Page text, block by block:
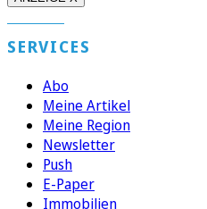
SERVICES
Abo
Meine Artikel
Meine Region
Newsletter
Push
E-Paper
Immobilien